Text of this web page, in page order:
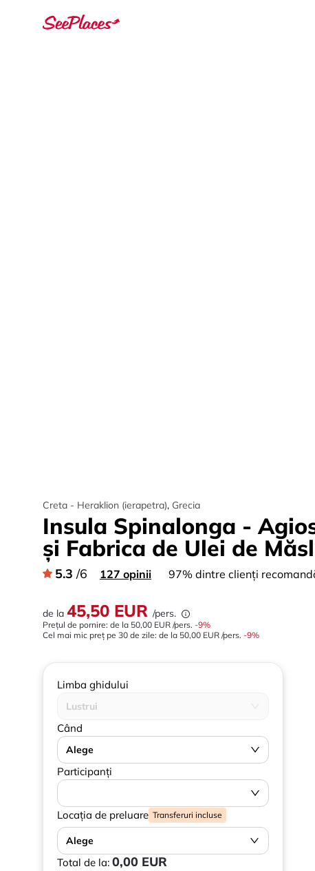
Creta - Heraklion (ierapetra), Grecia
Insula Spinalonga -
și Fabrica de Ulei de
5.3 /6 127 opinii 97% dintre clienți
de la 45,50 EUR /pers.
Prețul de pornire: de la 50,00 EUR /pers. -9%
Cel mai mic preț pe 30 de zile: de la 50,00 EUR /pers. -9%
Limba ghidului
Lustrui
Când
Alege
Participanți
Locația de preluare Transferuri incluse
Alege
Total de la: 0,00 EUR